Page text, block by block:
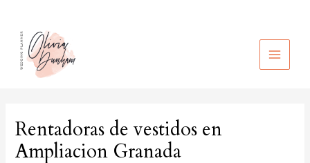
contenido
MAIN
Rentadoras de vestidos en
Ampliacion Granada